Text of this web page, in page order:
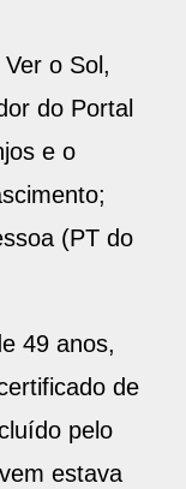
o Sol,
do Portal
e o
(PT do
49 anos,
de
pelo
estava